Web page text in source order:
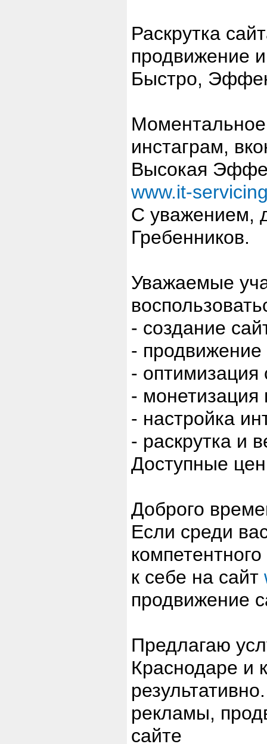
Раскрутка
продвижение
Быстро,
инстаграм,
Высокая
www.it-
С уважением,
Гребенников.
Уважаемые
- создание
- продвижение
- оптимизация
- монетизация
- настройка
- раскрутка и
Доступные
Доброго
Если среди
к себе на сайт
продвижение
Предлагаю
Краснодаре и
рекламы,
сайте